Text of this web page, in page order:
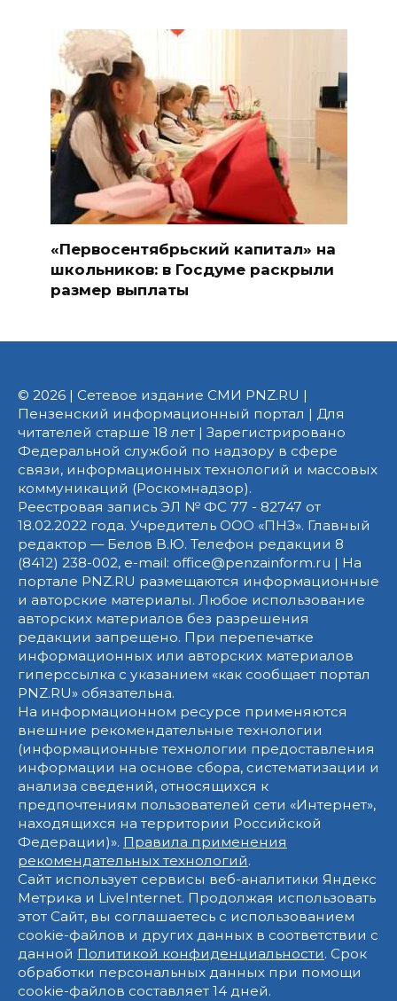
«Первосентябрьский капитал» на
школьников: в Госдуме раскрыли
размер выплаты
© 2026 | Сетевое издание СМИ PNZ.RU |
Пензенский информационный портал | Для
читателей старше 18 лет | Зарегистрировано
Федеральной службой по надзору в сфере
связи, информационных технологий и массовых
коммуникаций (Роскомнадзор).
Реестровая запись ЭЛ № ФС 77 - 82747 от
18.02.2022 года. Учредитель ООО «ПНЗ». Главный
редактор — Белов В.Ю. Телефон редакции 8
(8412) 238-002, e-mail: office@penzainform.ru | На
портале PNZ.RU размещаются информационные
и авторские материалы. Любое использование
авторских материалов без разрешения
редакции запрещено. При перепечатке
информационных или авторских материалов
гиперссылка с указанием «как сообщает портал
PNZ.RU» обязательна.
На информационном ресурсе применяются
внешние рекомендательные технологии
(информационные технологии предоставления
информации на основе сбора, систематизации и
анализа сведений, относящихся к
предпочтениям пользователей сети «Интернет»,
находящихся на территории Российской
Федерации)». Правила применения
рекомендательных технологий.
Сайт использует сервисы веб-аналитики Яндекс
Метрика и LiveInternet. Продолжая использовать
этот Сайт, вы соглашаетесь с использованием
cookie-файлов и других данных в соответствии с
данной Политикой конфиденциальности. Срок
обработки персональных данных при помощи
cookie-файлов составляет 14 дней.